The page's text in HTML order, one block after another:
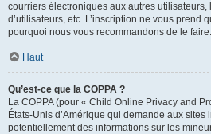
courriers électroniques aux autres utilisateurs,
d’utilisateurs, etc. L’inscription ne vous prend
pourquoi nous vous recommandons de le faire.
Haut
Qu’est-ce que la COPPA ?
La COPPA (pour « Child Online Privacy and
États-Unis d’Amérique qui demande aux sites
potentiellement des informations sur les